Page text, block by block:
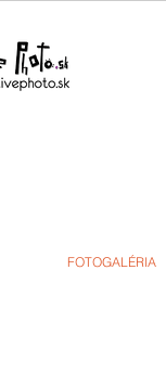
FOTOGALÉRIA